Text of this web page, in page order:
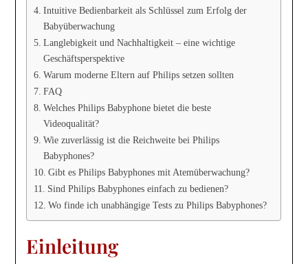
Intuitive Bedienbarkeit als Schlüssel zum Erfolg der
Babyüberwachung
Langlebigkeit und Nachhaltigkeit – eine wichtige
Geschäftsperspektive
Warum moderne Eltern auf Philips setzen sollten
FAQ
Welches Philips Babyphone bietet die beste
Videoqualität?
Wie zuverlässig ist die Reichweite bei Philips
Babyphones?
Gibt es Philips Babyphones mit Atemüberwachung?
Sind Philips Babyphones einfach zu bedienen?
Wo finde ich unabhängige Tests zu Philips Babyphones?
Einleitung